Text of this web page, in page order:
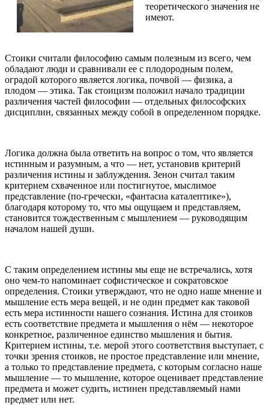
теоретического значения не
имеют.
Стоики считали философию самым полезным из всего, чем
обладают люди и сравнивали ее с плодородным полем,
оградой которого является логика, почвой — физика, а
плодом — этика. Так стоицизм положил начало традиции
различения частей философии — отдельных философских
дисциплин, связанных между собой в определенном порядке.
Логика должна была ответить на вопрос о том, что является
истинным и разумным, а что — нет, установив критерий
различения истины и заблуждения. Зенон считал таким
критерием схваченное или постигнутое, мыслимое
представление (по-гречески, «фантасиа каталептике»),
благодаря которому то, что мы ощущаем и представляем,
становится тождественным с мышлением — руководящим
началом нашей души.
С таким определением истины мы еще не встречались, хотя
оно чем-то напоминает софистическое и сократовское
определения. Стоики утверждают, что не одно наше мнение и
мышление есть мера вещей, и не один предмет как таковой
есть мера истинности нашего сознания. Истина для стоиков
есть соответствие предмета и мышления о нём — некоторое
конкретное, различенное единство мышления и бытия.
Критерием истины, т.е. мерой этого соответствия выступает, с
точки зрения стоиков, не простое представление или мнение,
а только то представление предмета, с которым согласно наше
мышление — то мышление, которое оценивает представление
предмета и может судить, истинен представляемый нами
предмет или нет.